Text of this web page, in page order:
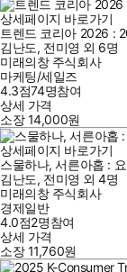
상세페이지 바로가기
트렌드 코리아 2026 :
김난도, 전미영 외 6명
미래의창 주식회사
마케팅/세일즈
4.3점74명참여
상세 가격
소장14,000원
상세페이지 바로가기
스물하나, 서른아홉 :
김난도, 전미영 외4명
미래의창 주식회사
경제일반
4.0점2명참여
상세 가격
소장11,760원